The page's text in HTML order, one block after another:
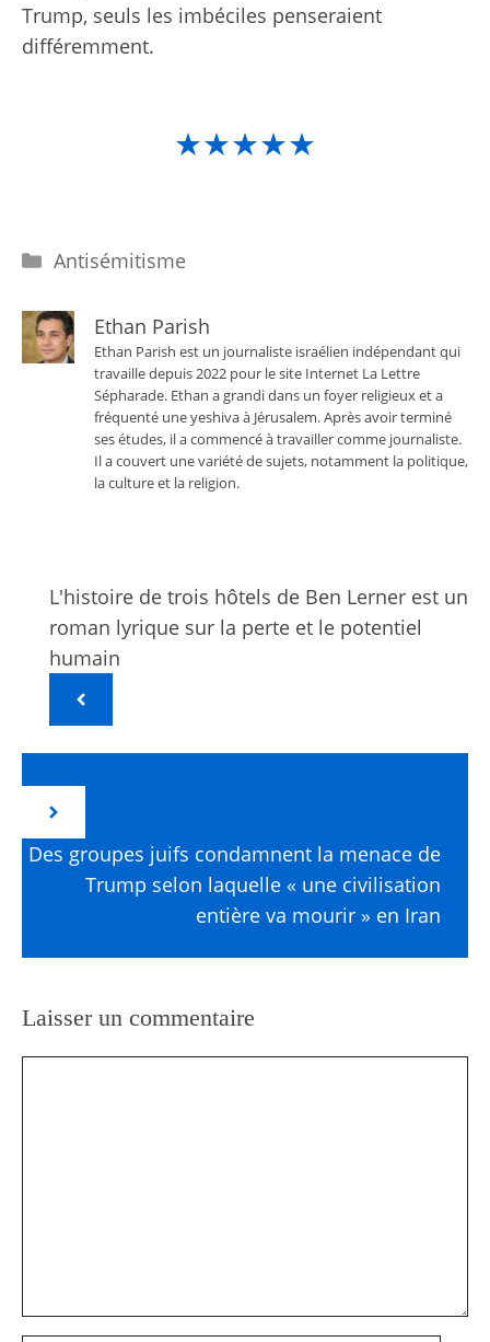
Trump, seuls les imbéciles penseraient
différemment.
★★★★★
Catégories
Antisémitisme
Ethan Parish
Ethan Parish est un journaliste israélien indépendant qui
travaille depuis 2022 pour le site Internet La Lettre
Sépharade. Ethan a grandi dans un foyer religieux et a
fréquenté une yeshiva à Jérusalem. Après avoir terminé
ses études, il a commencé à travailler comme journaliste.
Il a couvert une variété de sujets, notamment la politique,
la culture et la religion.
L'histoire de trois hôtels de Ben Lerner est un
roman lyrique sur la perte et le potentiel
humain
Des groupes juifs condamnent la menace de
Trump selon laquelle « une civilisation
entière va mourir » en Iran
Laisser un commentaire